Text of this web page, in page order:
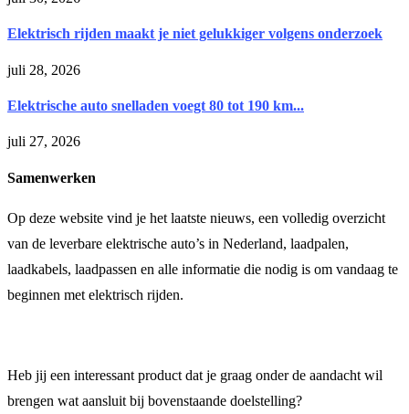
Elektrisch rijden maakt je niet gelukkiger volgens onderzoek
juli 28, 2026
Elektrische auto snelladen voegt 80 tot 190 km...
juli 27, 2026
Samenwerken
Op deze website vind je het laatste nieuws, een volledig overzicht
van de leverbare elektrische auto’s in Nederland, laadpalen,
laadkabels, laadpassen en alle informatie die nodig is om vandaag te
beginnen met elektrisch rijden.
Heb jij een interessant product dat je graag onder de aandacht wil
brengen wat aansluit bij bovenstaande doelstelling?